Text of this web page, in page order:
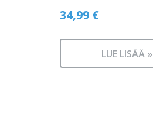
34,99 €
LUE LISÄÄ »